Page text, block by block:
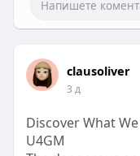
transits on
cosmic timing.
guide clausoliver
3 д
Discover What
U4GM